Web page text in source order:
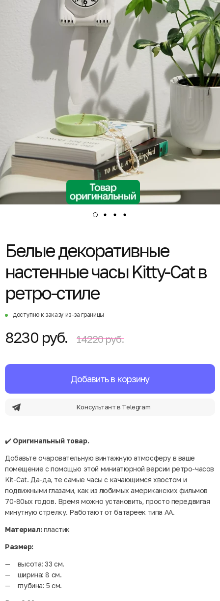
Белые декоративные
настенные часы Kitty-Cat в
ретро-стиле
доступно к заказу из-за границы
8230 руб. 14220 руб.
Добавить в корзину
Консультант в Telegram
✔️ Оригинальный товар.
Добавьте очаровательную винтажную атмосферу в ваше
помещение с помощью этой миниатюрной версии ретро-часов
Kit-Cat. Да-да, те самые часы с качающимся хвостом и
подвижными глазами, как из любимых американских фильмов
70-80ых годов. Время можно установить, просто передвигая
минутную стрелку. Работают от батареек типа АА.
Материал:пластик
Размер:
высота: 33 см.
ширина: 8 см.
глубина: 5 см.